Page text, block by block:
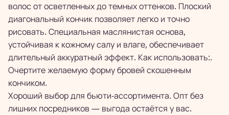
волос от осветленных до темных оттенков. Плоский
диагональный кончик позволяет легко и точно
рисовать. Специальная маслянистая основа,
устойчивая к кожному салу и влаге, обеспечивает
длительный аккуратный эффект. Как использовать:.
Очертите желаемую форму бровей скошенным
кончиком.
Хороший выбор для бьюти-ассортимента. Опт без
лишних посредников — выгода остаётся у вас.